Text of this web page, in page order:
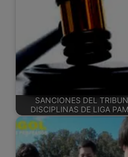
SANCIONES DEL
DISCIPLINAS DE LIGA